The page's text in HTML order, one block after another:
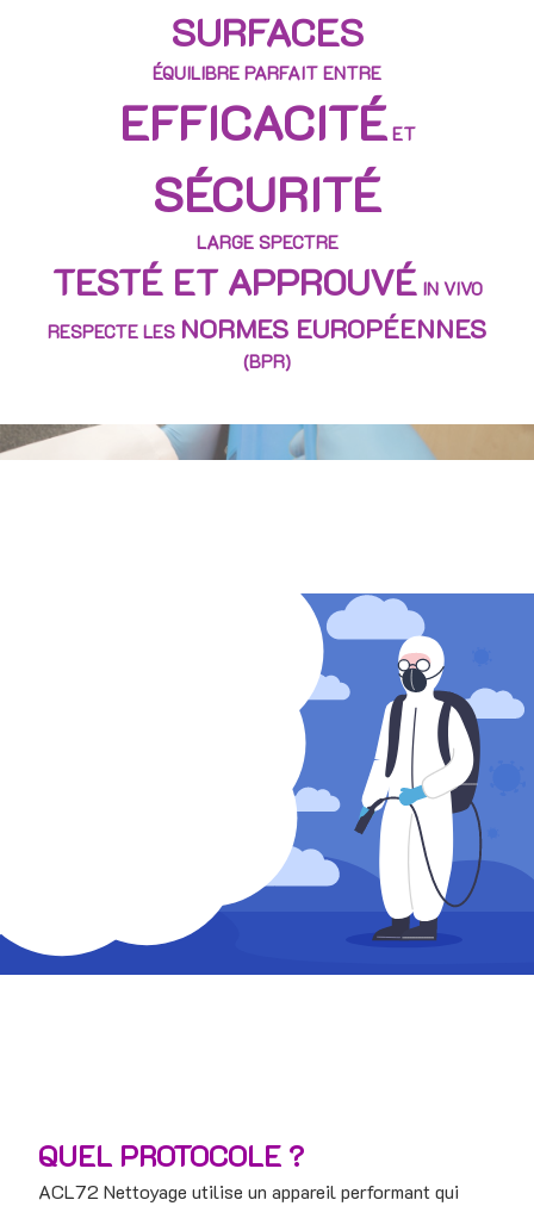
SURFACES
ÉQUILIBRE PARFAIT ENTRE
EFFICACITÉET
SÉCURITÉ
LARGE SPECTRE
TESTÉ ET APPROUVÉIN VIVO
RESPECTE LES NORMES EUROPÉENNES
(BPR)
QUEL PROTOCOLE ?
ACL72 Nettoyage utilise un appareil performant qui